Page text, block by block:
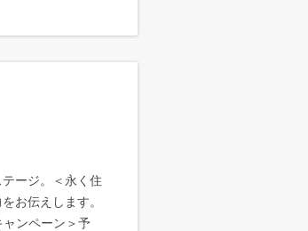
ージ。＜永く住
お伝えします。
ャンペーン＞予